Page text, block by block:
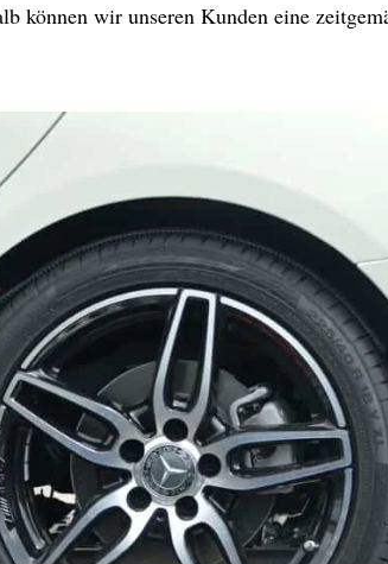
können wir unseren Kunden eine